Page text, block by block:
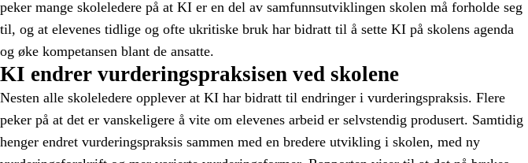
peker mange skoleledere på at KI er en del av samfunnsutviklingen skolen må forholde seg
til, og at elevenes tidlige og ofte ukritiske bruk har bidratt til å sette KI på skolens agenda
og øke kompetansen blant de ansatte.
KI endrer vurderingspraksisen ved skolene
Nesten alle skoleledere opplever at KI har bidratt til endringer i vurderingspraksis. Flere
peker på at det er vanskeligere å vite om elevenes arbeid er selvstendig produsert. Samtidig
henger endret vurderingspraksis sammen med en bredere utvikling i skolen, med ny